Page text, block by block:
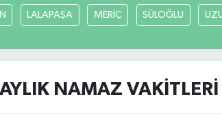
LALAPAŞA MERİÇ SÜLOĞLU
NAMAZ VAKITLERI